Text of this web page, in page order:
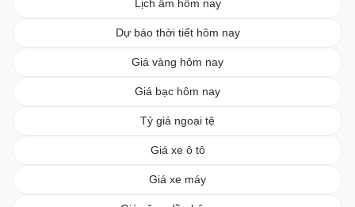
Lịch âm hôm nay
Dự báo thời tiết hôm nay
Giá vàng hôm nay
Giá bạc hôm nay
Tỷ giá ngoại tệ
Giá xe ô tô
Giá xe máy